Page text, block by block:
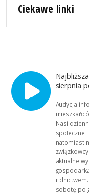
Ciekawe linki
sierpnia
Audycja
Nasi
społeczne
natomiast
aktualne
rolnictwem.
sobotę po